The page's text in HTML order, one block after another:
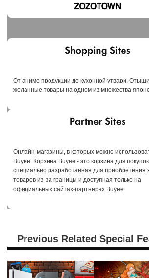
От аниме продукции до кухонной утвари.
желанные товары на одном из множества
Онлайн-магазины, в которых можно
Buyee. Корзина Buyee - это корзина для
специально разработанная для приобретения
товаров из-за границы и доступная только на
официальных сайтах-партнёрах Buyee.
Previous Related Special